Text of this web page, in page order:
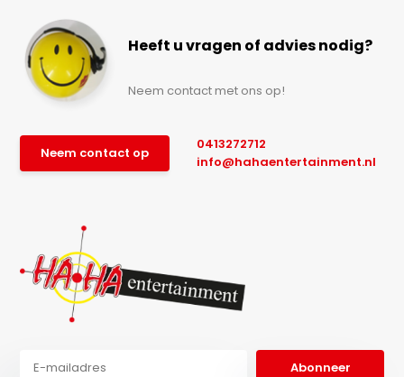
Heeft u vragen of advies nodig?
Neem contact met ons op!
Neem contact op
0413272712
info@hahaentertainment.nl
Abonneer